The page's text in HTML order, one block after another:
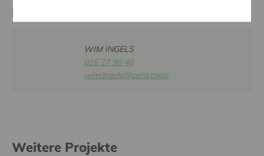
Kontaktperson
WIM INGELS
016 27 96 46
wim.ingels@cera.coop
Weitere Projekte